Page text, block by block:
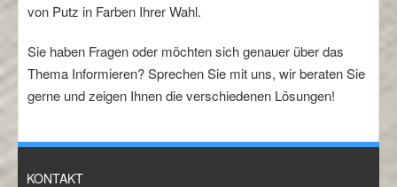
von Putz in Farben Ihrer Wahl.
Sie haben Fragen oder möchten sich genauer über das
Thema Informieren? Sprechen Sie mit uns, wir beraten Sie
gerne und zeigen Ihnen die verschiedenen Lösungen!
KONTAKT